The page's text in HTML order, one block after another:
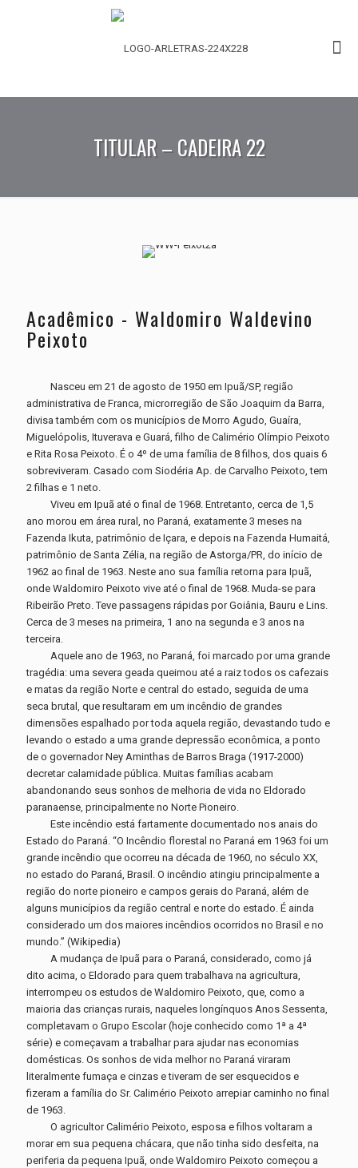
TITULAR – CADEIRA 22
Acadêmico - Waldomiro Waldevino
Peixoto
Nasceu em 21 de agosto de 1950 em Ipuã/SP, região
administrativa de Franca, microrregião de São Joaquim da Barra,
divisa também com os municípios de Morro Agudo, Guaíra,
Miguelópolis, Ituverava e Guará, filho de Calimério Olímpio Peixoto
e Rita Rosa Peixoto. É o 4º de uma família de 8 filhos, dos quais 6
sobreviveram. Casado com Siodéria Ap. de Carvalho Peixoto, tem
2 filhas e 1 neto.
Viveu em Ipuã até o final de 1968. Entretanto, cerca de 1,5
ano morou em área rural, no Paraná, exatamente 3 meses na
Fazenda Ikuta, patrimônio de Içara, e depois na Fazenda Humaitá,
patrimônio de Santa Zélia, na região de Astorga/PR, do início de
1962 ao final de 1963. Neste ano sua família retorna para Ipuã,
onde Waldomiro Peixoto vive até o final de 1968. Muda-se para
Ribeirão Preto. Teve passagens rápidas por Goiânia, Bauru e Lins.
Cerca de 3 meses na primeira, 1 ano na segunda e 3 anos na
terceira.
Aquele ano de 1963, no Paraná, foi marcado por uma grande
tragédia: uma severa geada queimou até a raiz todos os cafezais
e matas da região Norte e central do estado, seguida de uma
seca brutal, que resultaram em um incêndio de grandes
dimensões espalhado por toda aquela região, devastando tudo e
levando o estado a uma grande depressão econômica, a ponto
de o governador Ney Aminthas de Barros Braga (1917-2000)
decretar calamidade pública. Muitas famílias acabam
abandonando seus sonhos de melhoria de vida no Eldorado
paranaense, principalmente no Norte Pioneiro.
Este incêndio está fartamente documentado nos anais do
Estado do Paraná. “O Incêndio florestal no Paraná em 1963 foi um
grande incêndio que ocorreu na década de 1960, no século XX,
no estado do Paraná, Brasil. O incêndio atingiu principalmente a
região do norte pioneiro e campos gerais do Paraná, além de
alguns municípios da região central e norte do estado. É ainda
considerado um dos maiores incêndios ocorridos no Brasil e no
mundo.” (Wikipedia)
A mudança de Ipuã para o Paraná, considerado, como já
dito acima, o Eldorado para quem trabalhava na agricultura,
interrompeu os estudos de Waldomiro Peixoto, que, como a
maioria das crianças rurais, naqueles longínquos Anos Sessenta,
completavam o Grupo Escolar (hoje conhecido como 1ª a 4ª
série) e começavam a trabalhar para ajudar nas economias
domésticas. Os sonhos de vida melhor no Paraná viraram
literalmente fumaça e cinzas e tiveram de ser esquecidos e
fizeram a família do Sr. Calimério Peixoto arrepiar caminho no final
de 1963.
O agricultor Calimério Peixoto, esposa e filhos voltaram a
morar em sua pequena chácara, que não tinha sido desfeita, na
periferia da pequena Ipuã, onde Waldomiro Peixoto começou a